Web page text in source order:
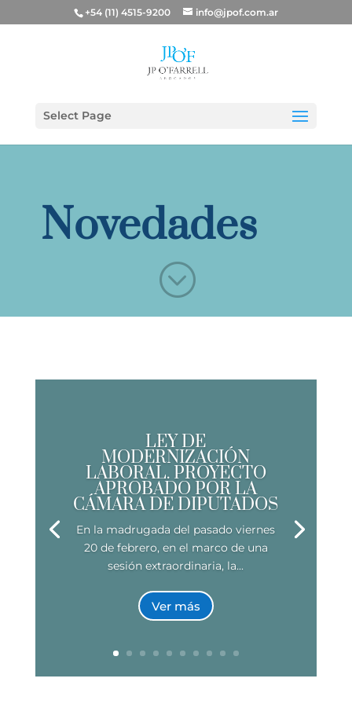
+54 (11) 4515-9200 info@jpof.com.ar
Select Page
Novedades
;
LEY DE
MODERNIZACIÓN
LABORAL. PROYECTO
APROBADO POR LA
CÁMARA DE DIPUTADOS
En la madrugada del pasado viernes
20 de febrero, en el marco de una
sesión extraordinaria, la...
Ver más